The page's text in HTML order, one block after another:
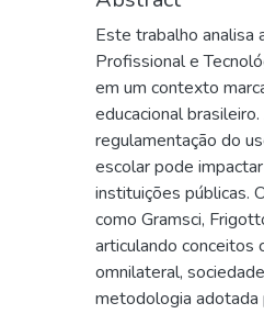
Este trabalho analisa
Profissional e
em um contexto
educacional
regulamentação do
escolar pode
instituições públicas.
como Gramsci,
articulando conceitos
omnilateral,
metodologia adotada